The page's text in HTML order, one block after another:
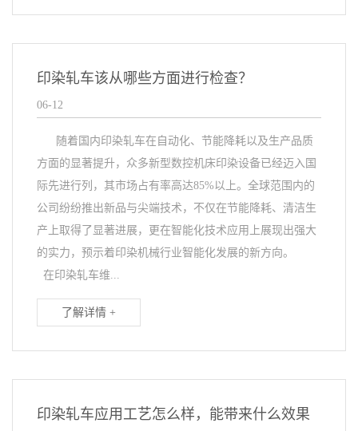
印染轧车该从哪些方面进行检查？
06-12
随着国内印染轧车在自动化、节能降耗以及生产品质
方面的显著提升，众多新型数控机床印染设备已经迈入国
际先进行列，其市场占有率高达85%以上。全球范围内的
公司纷纷推出新品与尖端技术，不仅在节能降耗、清洁生
产上取得了显著进展，更在智能化技术应用上展现出强大
的实力，预示着印染机械行业智能化发展的新方向。
在印染轧车维...
了解详情 +
印染轧车应用工艺怎么样，能带来什么效果